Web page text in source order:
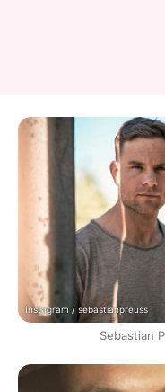
Instagram / sebastianpreuss
Sebastian